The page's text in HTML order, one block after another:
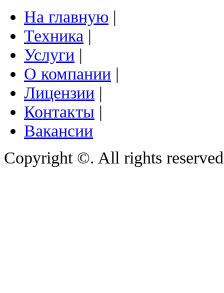
На главную |
Техника |
Услуги |
О компании |
Лицензии |
Контакты |
Вакансии
Copyright ©. All rights